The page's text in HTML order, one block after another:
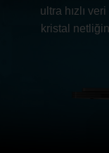
ultra hızlı
kristal